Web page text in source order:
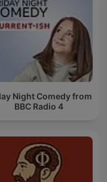
Night Comedy from
BBC Radio 4